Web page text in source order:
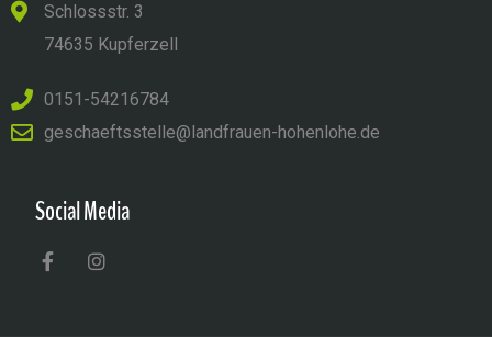
Schlossstr. 3
74635 Kupferzell
0151-54216784
geschaeftsstelle@landfrauen-hohenlohe.de
Social Media